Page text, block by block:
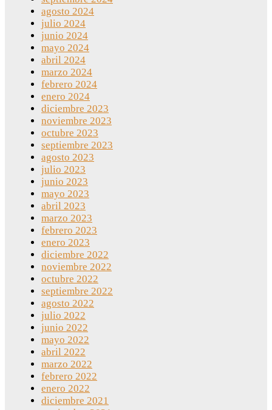
agosto 2024
julio 2024
junio 2024
mayo 2024
abril 2024
marzo 2024
febrero 2024
enero 2024
diciembre 2023
noviembre 2023
octubre 2023
septiembre 2023
agosto 2023
julio 2023
junio 2023
mayo 2023
abril 2023
marzo 2023
febrero 2023
enero 2023
diciembre 2022
noviembre 2022
octubre 2022
septiembre 2022
agosto 2022
julio 2022
junio 2022
mayo 2022
abril 2022
marzo 2022
febrero 2022
enero 2022
diciembre 2021